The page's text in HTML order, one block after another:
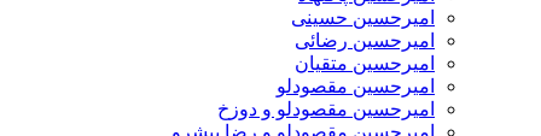
امیرحسین حسینی
امیرحسین رضائی
امیرحسین متقیان
امیرحسین مقصودلو
امیرحسین مقصودلو و دوزخ